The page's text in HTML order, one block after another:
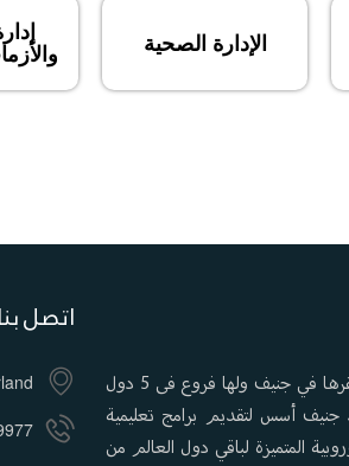
الإدارة الصحية
معهد جنيف لإدارة الأعمال (GIBM) هي كلية تعليمية أوروبية مقرها في جنيف ولها فروع فى 5 دول
جنيف أسس لتقديم برامج تعليمية
المتميزة لباقي دول العالم من
اتصل بنا